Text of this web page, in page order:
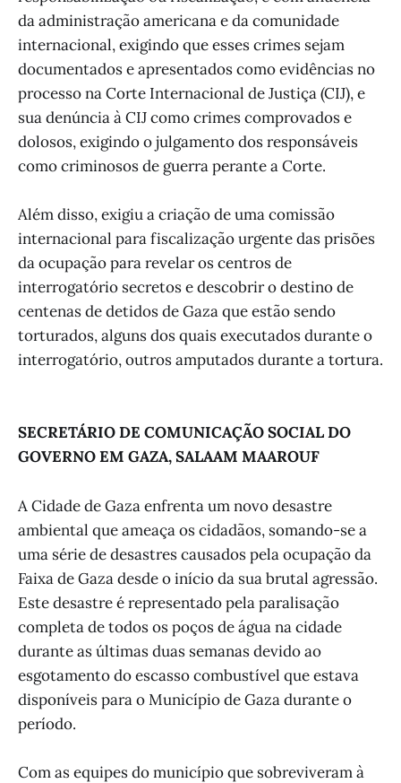
da administração americana e da comunidade
internacional, exigindo que esses crimes sejam
documentados e apresentados como evidências no
processo na Corte Internacional de Justiça (CIJ), e
sua denúncia à CIJ como crimes comprovados e
dolosos, exigindo o julgamento dos responsáveis
como criminosos de guerra perante a Corte.
Além disso, exigiu a criação de uma comissão
internacional para fiscalização urgente das prisões
da ocupação para revelar os centros de
interrogatório secretos e descobrir o destino de
centenas de detidos de Gaza que estão sendo
torturados, alguns dos quais executados durante o
interrogatório, outros amputados durante a tortura.
SECRETÁRIO DE COMUNICAÇÃO SOCIAL DO
GOVERNO EM GAZA, SALAAM MAAROUF
A Cidade de Gaza enfrenta um novo desastre
ambiental que ameaça os cidadãos, somando-se a
uma série de desastres causados pela ocupação da
Faixa de Gaza desde o início da sua brutal agressão.
Este desastre é representado pela paralisação
completa de todos os poços de água na cidade
durante as últimas duas semanas devido ao
esgotamento do escasso combustível que estava
disponíveis para o Município de Gaza durante o
período.
Com as equipes do município que sobreviveram à